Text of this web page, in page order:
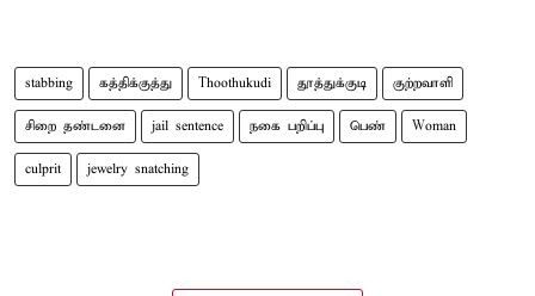
stabbing கத்திக்குத்து Thoothukudi தூத்துக்குடி குற்றவாளி
சிறை தண்டனை jail sentence நகை பறிப்பு பெண் Woman
culprit jewelry snatching